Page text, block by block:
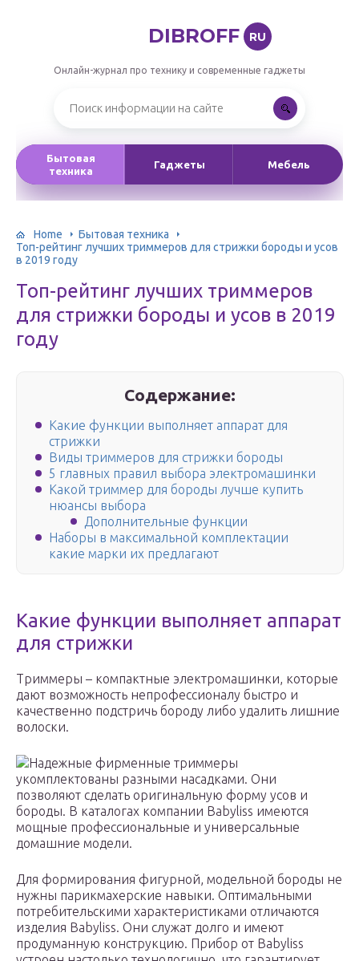
DIBROFF RU
Онлайн-журнал про технику и современные гаджеты
Бытовая
техника
Гаджеты Мебель
Home
Бытовая техника
Топ-рейтинг лучших триммеров для стрижки бороды и усов
в 2019 году
Топ-рейтинг лучших триммеров
для стрижки бороды и усов в 2019
году
Содержание:
Какие функции выполняет аппарат для
стрижки
Виды триммеров для стрижки бороды
5 главных правил выбора электромашинки
Какой триммер для бороды лучше купить
нюансы выбора
Дополнительные функции
Наборы в максимальной комплектации
какие марки их предлагают
Какие функции выполняет аппарат
для стрижки
Триммеры – компактные электромашинки, которые
дают возможность непрофессионалу быстро и
качественно подстричь бороду либо удалить лишние
волоски.
Надежные фирменные триммеры
укомплектованы разными насадками. Они
позволяют сделать оригинальную форму усов и
бороды. В каталогах компании Babyliss имеются
мощные профессиональные и универсальные
домашние модели.
Для формирования фигурной, модельной бороды не
нужны парикмахерские навыки. Оптимальными
потребительскими характеристиками отличаются
изделия Babyliss. Они служат долго и имеют
продуманную конструкцию. Прибор от Babyliss